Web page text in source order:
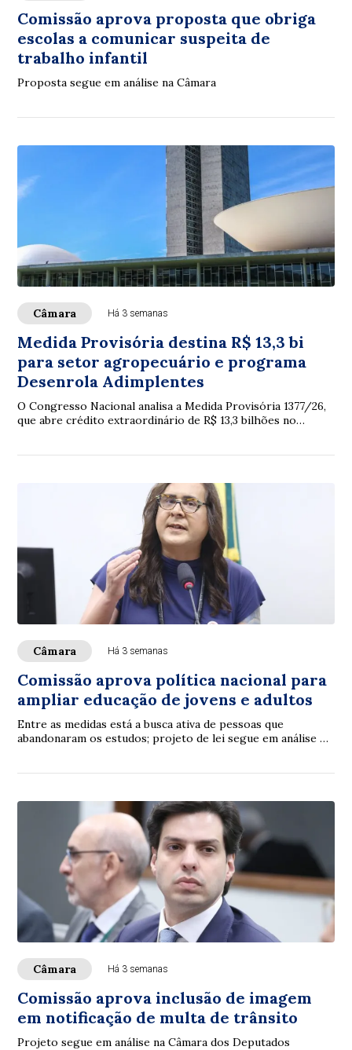
Comissão aprova proposta que obriga
escolas a comunicar suspeita de
trabalho infantil
Proposta segue em análise na Câmara
Câmara Há 3 semanas
Medida Provisória destina R$ 13,3 bi
para setor agropecuário e programa
Desenrola Adimplentes
O Congresso Nacional analisa a Medida Provisória 1377/26,
que abre crédito extraordinário de R$ 13,3 bilhões no
Câmara Há 3 semanas
Comissão aprova política nacional para
ampliar educação de jovens e adultos
Entre as medidas está a busca ativa de pessoas que
abandonaram os estudos; projeto de lei segue em análise na
Câmara Há 3 semanas
Comissão aprova inclusão de imagem
em notificação de multa de trânsito
Projeto segue em análise na Câmara dos Deputados